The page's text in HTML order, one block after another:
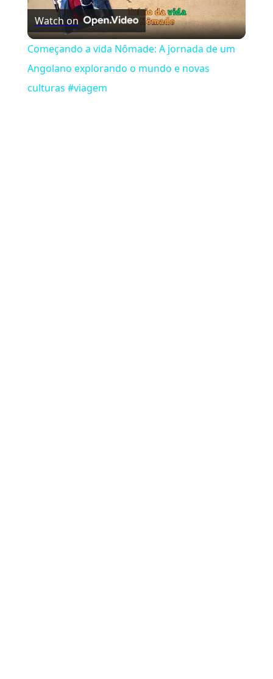
Video
Watch on
Começando a vida Nômade: A jornada de um
Angolano explorando o mundo e novas
culturas #viagem